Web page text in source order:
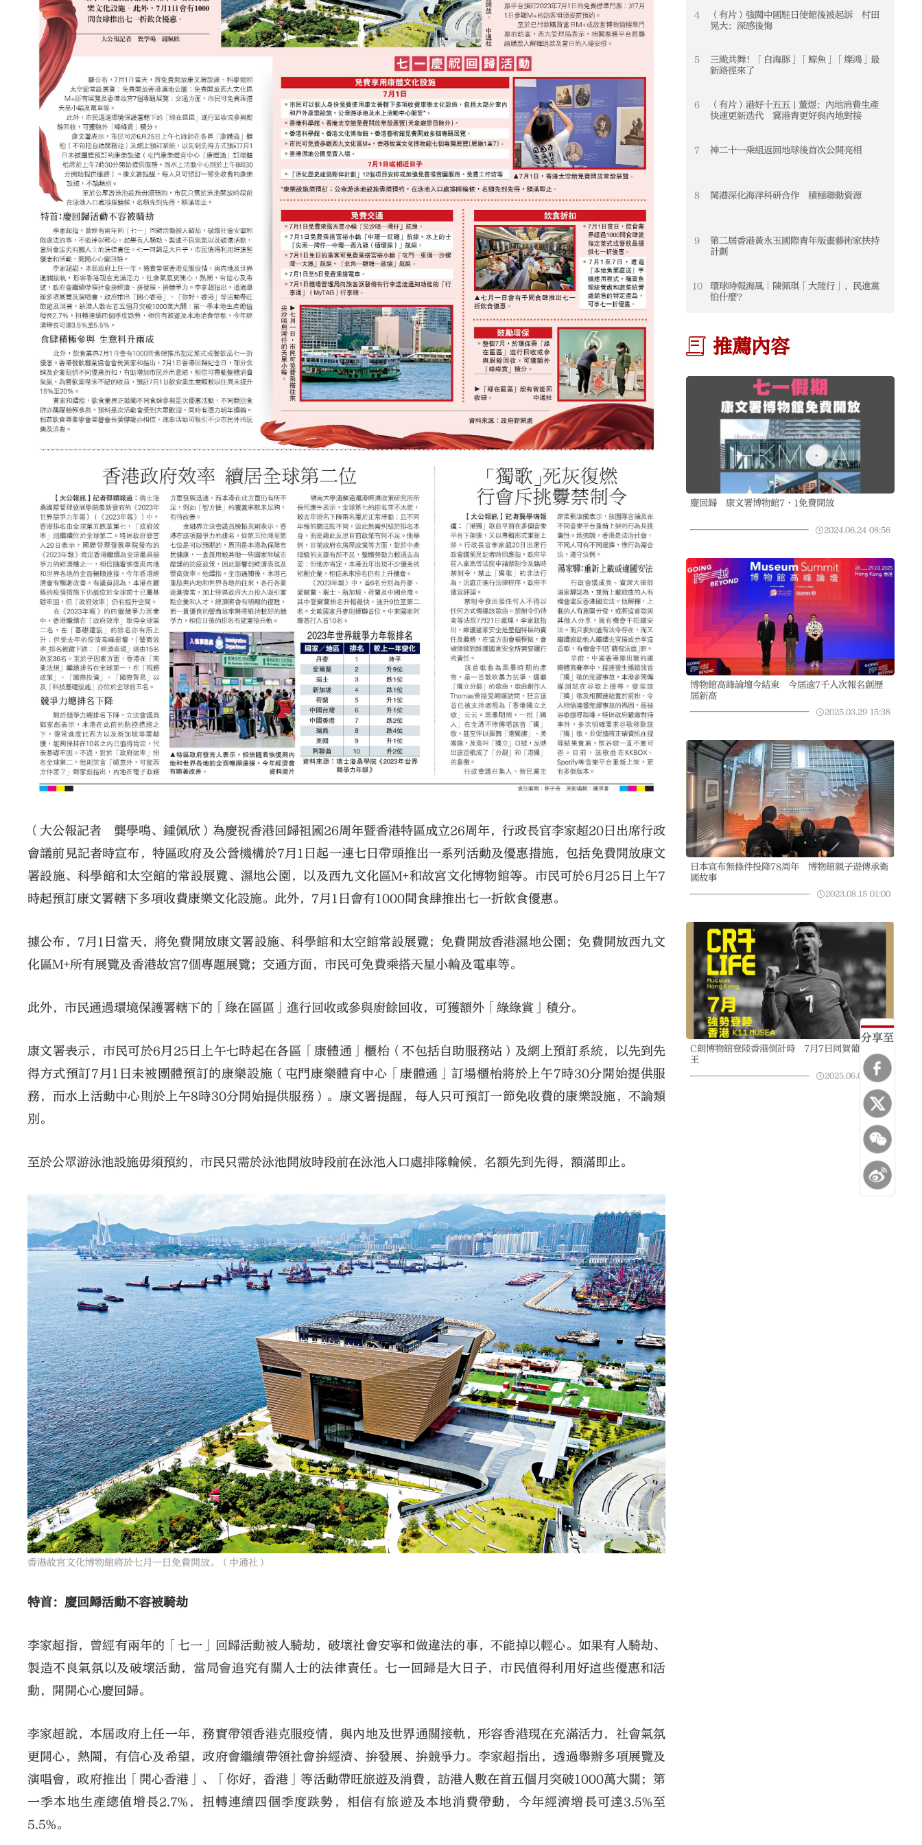
分享至
（大公報記者 龔學鳴﹑鍾佩欣）為慶祝香港回歸祖國26周年暨香港特區成立26周年，行政長官李家超20日出席行政
會議前見記者時宣布，特區政府及公營機構於7月1日起一連七日帶頭推出一系列活動及優惠措施，包括免費開放康文
署設施、科學館和太空館的常設展覽、濕地公園，以及西九文化區M+和故宮文化博物館等。市民可於6月25日上午7
時起預訂康文署轄下多項收費康樂文化設施。此外，7月1日會有1000間食肆推出七一折飲食優惠。
據公布，7月1日當天，將免費開放康文署設施、科學館和太空館常設展覽；免費開放香港濕地公園；免費開放西九文
化區M+所有展覽及香港故宮7個專題展覽；交通方面，市民可免費乘搭天星小輪及電車等。
此外，市民通過環境保護署轄下的「綠在區區」進行回收或參與廚餘回收，可獲額外「綠綠賞」積分。
康文署表示，市民可於6月25日上午七時起在各區「康體通」櫃枱（不包括自助服務站）及網上預訂系統，以先到先
得方式預訂7月1日未被團體預訂的康樂設施（屯門康樂體育中心「康體通」訂場櫃枱將於上午7時30分開始提供服
務，而水上活動中心則於上午8時30分開始提供服務）。康文署提醒，每人只可預訂一節免收費的康樂設施，不論類
別。
至於公眾游泳池設施毋須預約，市民只需於泳池開放時段前在泳池入口處排隊輪候，名額先到先得，額滿即止。
香港故宮文化博物館將於七月一日免費開放。（中通社）
特首：慶回歸活動不容被騎劫
李家超指，曾經有兩年的「七一」回歸活動被人騎劫，破壞社會安寧和做違法的事，不能掉以輕心。如果有人騎劫、
製造不良氣氛以及破壞活動，當局會追究有關人士的法律責任。七一回歸是大日子，市民值得利用好這些優惠和活
動，開開心心慶回歸。
李家超說，本屆政府上任一年，務實帶領香港克服疫情，與內地及世界通關接軌，形容香港現在充滿活力，社會氣氛
更開心，熱鬧，有信心及希望，政府會繼續帶領社會拚經濟、拚發展、拚競爭力。李家超指出，透過舉辦多項展覽及
演唱會，政府推出「開心香港」、「你好，香港」等活動帶旺旅遊及消費，訪港人數在首五個月突破1000萬大關；第
一季本地生產總值增長2.7%，扭轉連續四個季度跌勢，相信有旅遊及本地消費帶動，今年經濟增長可達3.5%至
5.5%。
4
（有片）強闖中國駐日使館後被起訴 村田
晃大：深感後悔
5
三颱共舞！「白海豚」「鯨魚」「燦鴻」最
新路徑來了
6
（有片）港好十五五 | 董煜：內地消費生產
快速更新迭代 冀港青更好與內地對接
7 神二十一乘組返回地球後首次公開亮相
8 閩港深化海洋科研合作 積極聯動資源
9
第二屆香港黃永玉國際青年版畫藝術家扶持
計劃
10
環球時報海風｜陳佩琪「大陸行」，民進黨
怕什麼？
推薦內容
慶回歸 康文署博物館7·1免費開放
2024.06.24 08:56
博物館高峰論壇今結束 今屆逾7千人次報名創歷
屆新高
2025.03.29 15:38
日本宣布無條件投降78周年 博物館親子遊傳承衛
國故事
2023.08.15 01:00
C朗博物館登陸香港倒計時 7月7日同賀葡萄牙球
王
2025.06.09 10:44